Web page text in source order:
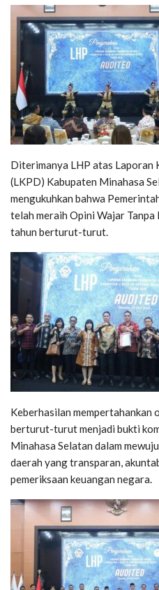
Diterimanya LHP atas Laporan
(LKPD) Kabupaten Minahasa
mengukuhkan bahwa
telah meraih Opini Wajar
tahun berturut-turut.
Keberhasilan mempertahankan
berturut-turut menjadi bukti
Minahasa Selatan dalam
daerah yang transparan,
pemeriksaan keuangan negara.